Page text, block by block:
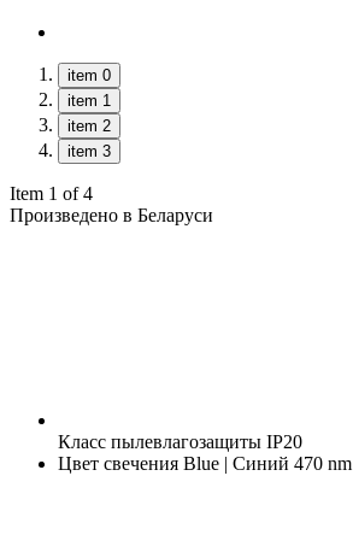
item 0
item 1
item 2
item 3
Item 1 of 4
Произведено в Беларуси
Класс пылевлагозащиты IP20
Цвет свечения Blue | Синий 470 nm